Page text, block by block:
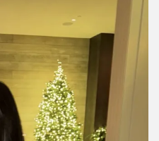
evolucionadoa lo largo del
los principales orígenes.